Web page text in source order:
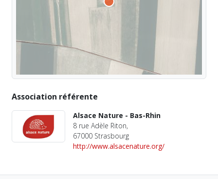
Association référente
Alsace Nature - Bas-Rhin
8 rue Adèle Riton,
67000 Strasbourg
http://www.alsacenature.org/